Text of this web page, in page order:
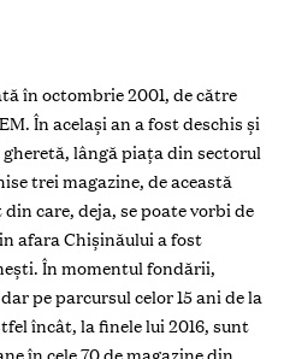
Istoria